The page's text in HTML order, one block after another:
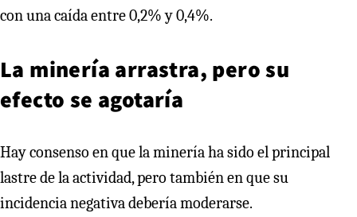
con una caída entre 0,2% y 0,4%.
La minería arrastra, pero su
efecto se agotaría
Hay consenso en que la minería ha sido el principal
lastre de la actividad, pero también en que su
incidencia negativa debería moderarse.